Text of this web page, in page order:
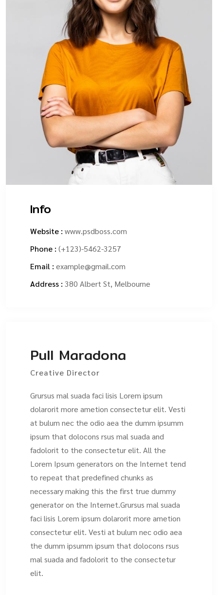
Info
Website : www.psdboss.com
Phone : (+123)-5462-3257
Email : example@gmail.com
Address : 380 Albert St, Melbourne
Pull Maradona
Creative Director
Grursus mal suada faci lisis Lorem ipsum
dolarorit more ametion consectetur elit. Vesti
at bulum nec the odio aea the dumm ipsumm
ipsum that dolocons rsus mal suada and
fadolorit to the consectetur elit. All the
Lorem Ipsum generators on the Internet tend
to repeat that predefined chunks as
necessary making this the first true dummy
generator on the Internet.Grursus mal suada
faci lisis Lorem ipsum dolarorit more ametion
consectetur elit. Vesti at bulum nec odio aea
the dumm ipsumm ipsum that dolocons rsus
mal suada and fadolorit to the consectetur
elit.